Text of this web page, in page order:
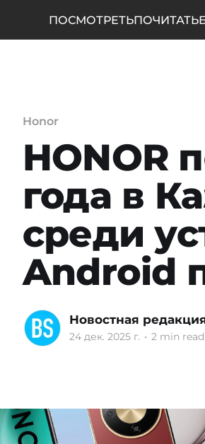
ПОСМОТРЕТЬПОЧИТАТЬ
Honor
HONOR
года в
среди
Android
Новостная
24 дек. 2025 г. • 2 min read